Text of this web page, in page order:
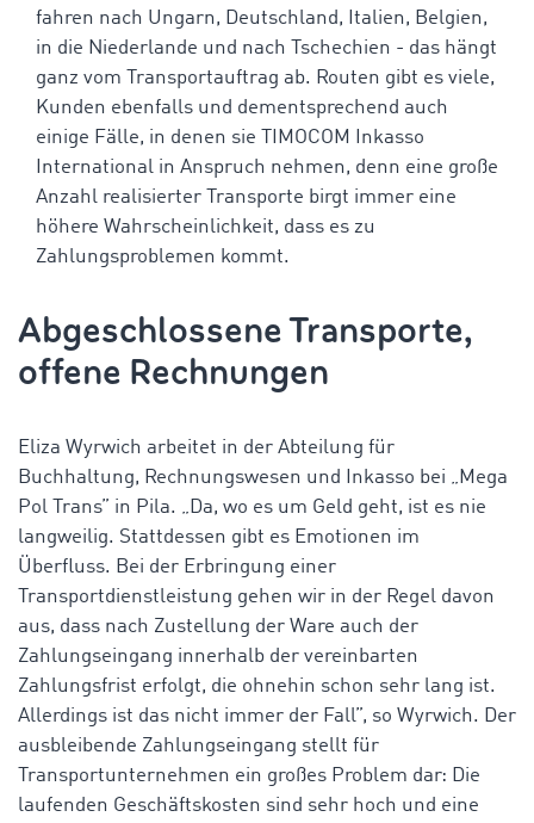
fahren nach Ungarn, Deutschland, Italien, Belgien,
in die Niederlande und nach Tschechien - das hängt
ganz vom Transportauftrag ab. Routen gibt es viele,
Kunden ebenfalls und dementsprechend auch
einige Fälle, in denen sie TIMOCOM Inkasso
International in Anspruch nehmen, denn eine große
Anzahl realisierter Transporte birgt immer eine
höhere Wahrscheinlichkeit, dass es zu
Zahlungsproblemen kommt.
Abgeschlossene Transporte,
offene Rechnungen
Eliza Wyrwich arbeitet in der Abteilung für
Buchhaltung, Rechnungswesen und Inkasso bei „Mega
Pol Trans” in Pila. „Da, wo es um Geld geht, ist es nie
langweilig. Stattdessen gibt es Emotionen im
Überfluss. Bei der Erbringung einer
Transportdienstleistung gehen wir in der Regel davon
aus, dass nach Zustellung der Ware auch der
Zahlungseingang innerhalb der vereinbarten
Zahlungsfrist erfolgt, die ohnehin schon sehr lang ist.
Allerdings ist das nicht immer der Fall”, so Wyrwich. Der
ausbleibende Zahlungseingang stellt für
Transportunternehmen ein großes Problem dar: Die
laufenden Geschäftskosten sind sehr hoch und eine